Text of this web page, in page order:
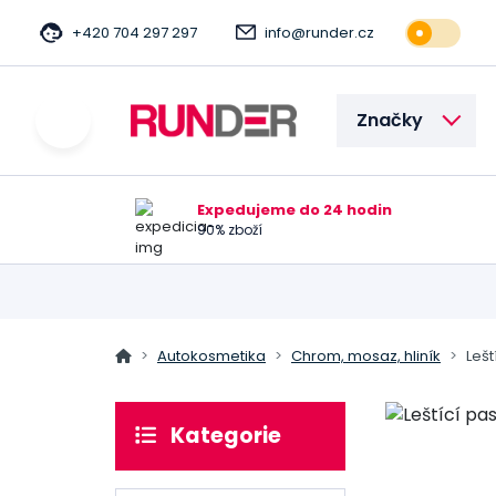
+420 704 297 297 info@runder.cz
Značky
Expedujeme do 24 hodin
90% zboží
Autokosmetika Chrom, mosaz, hliník
Kategorie